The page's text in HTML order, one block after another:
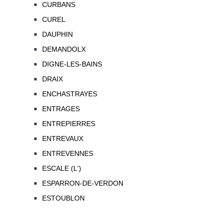
CURBANS
CUREL
DAUPHIN
DEMANDOLX
DIGNE-LES-BAINS
DRAIX
ENCHASTRAYES
ENTRAGES
ENTREPIERRES
ENTREVAUX
ENTREVENNES
ESCALE (L')
ESPARRON-DE-VERDON
ESTOUBLON